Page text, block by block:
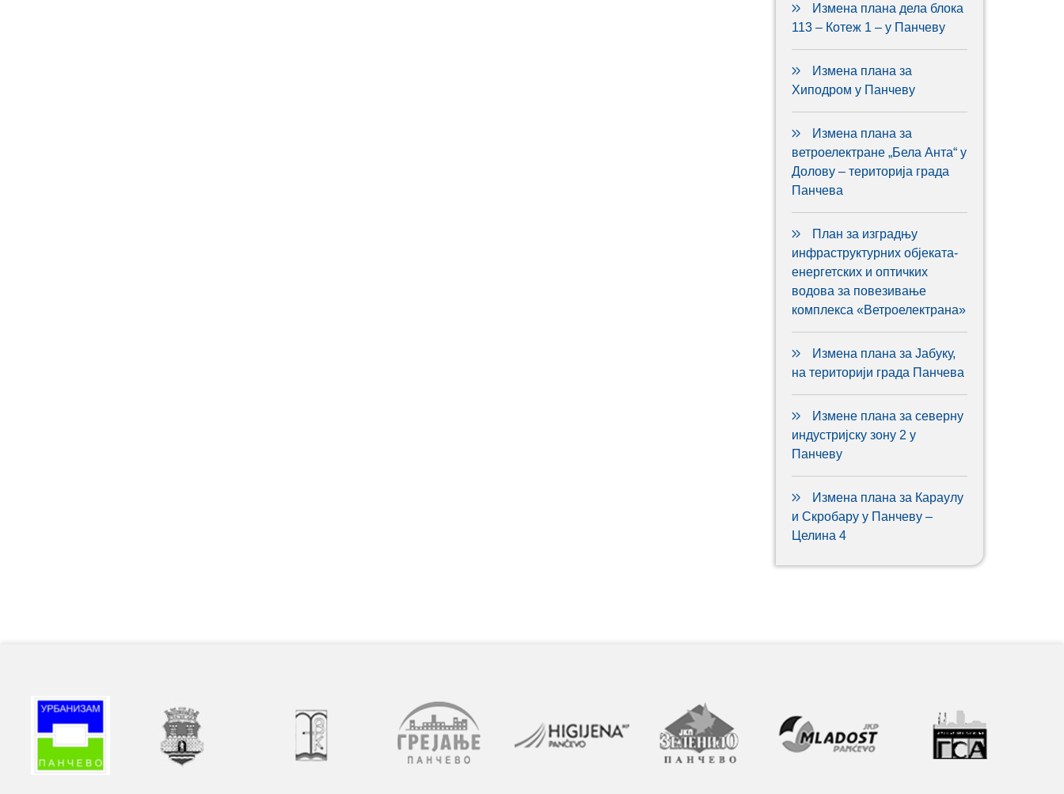
Измена плана дела блока
113 – Котеж 1 – у Панчеву
Измена плана за
Хиподром у Панчеву
Измена плана за
ветроелектране „Бела Анта“ у
Долову – територија града
Панчева
План за изградњу
инфраструктурних објеката-
енергетских и оптичких
водова за повезивање
комплекса «Ветроелектрана»
Измена плана за Јабуку,
на територији града Панчева
Измене плана за северну
индустријску зону 2 у
Панчеву
Измена плана за Караулу
и Скробару у Панчеву –
Целина 4